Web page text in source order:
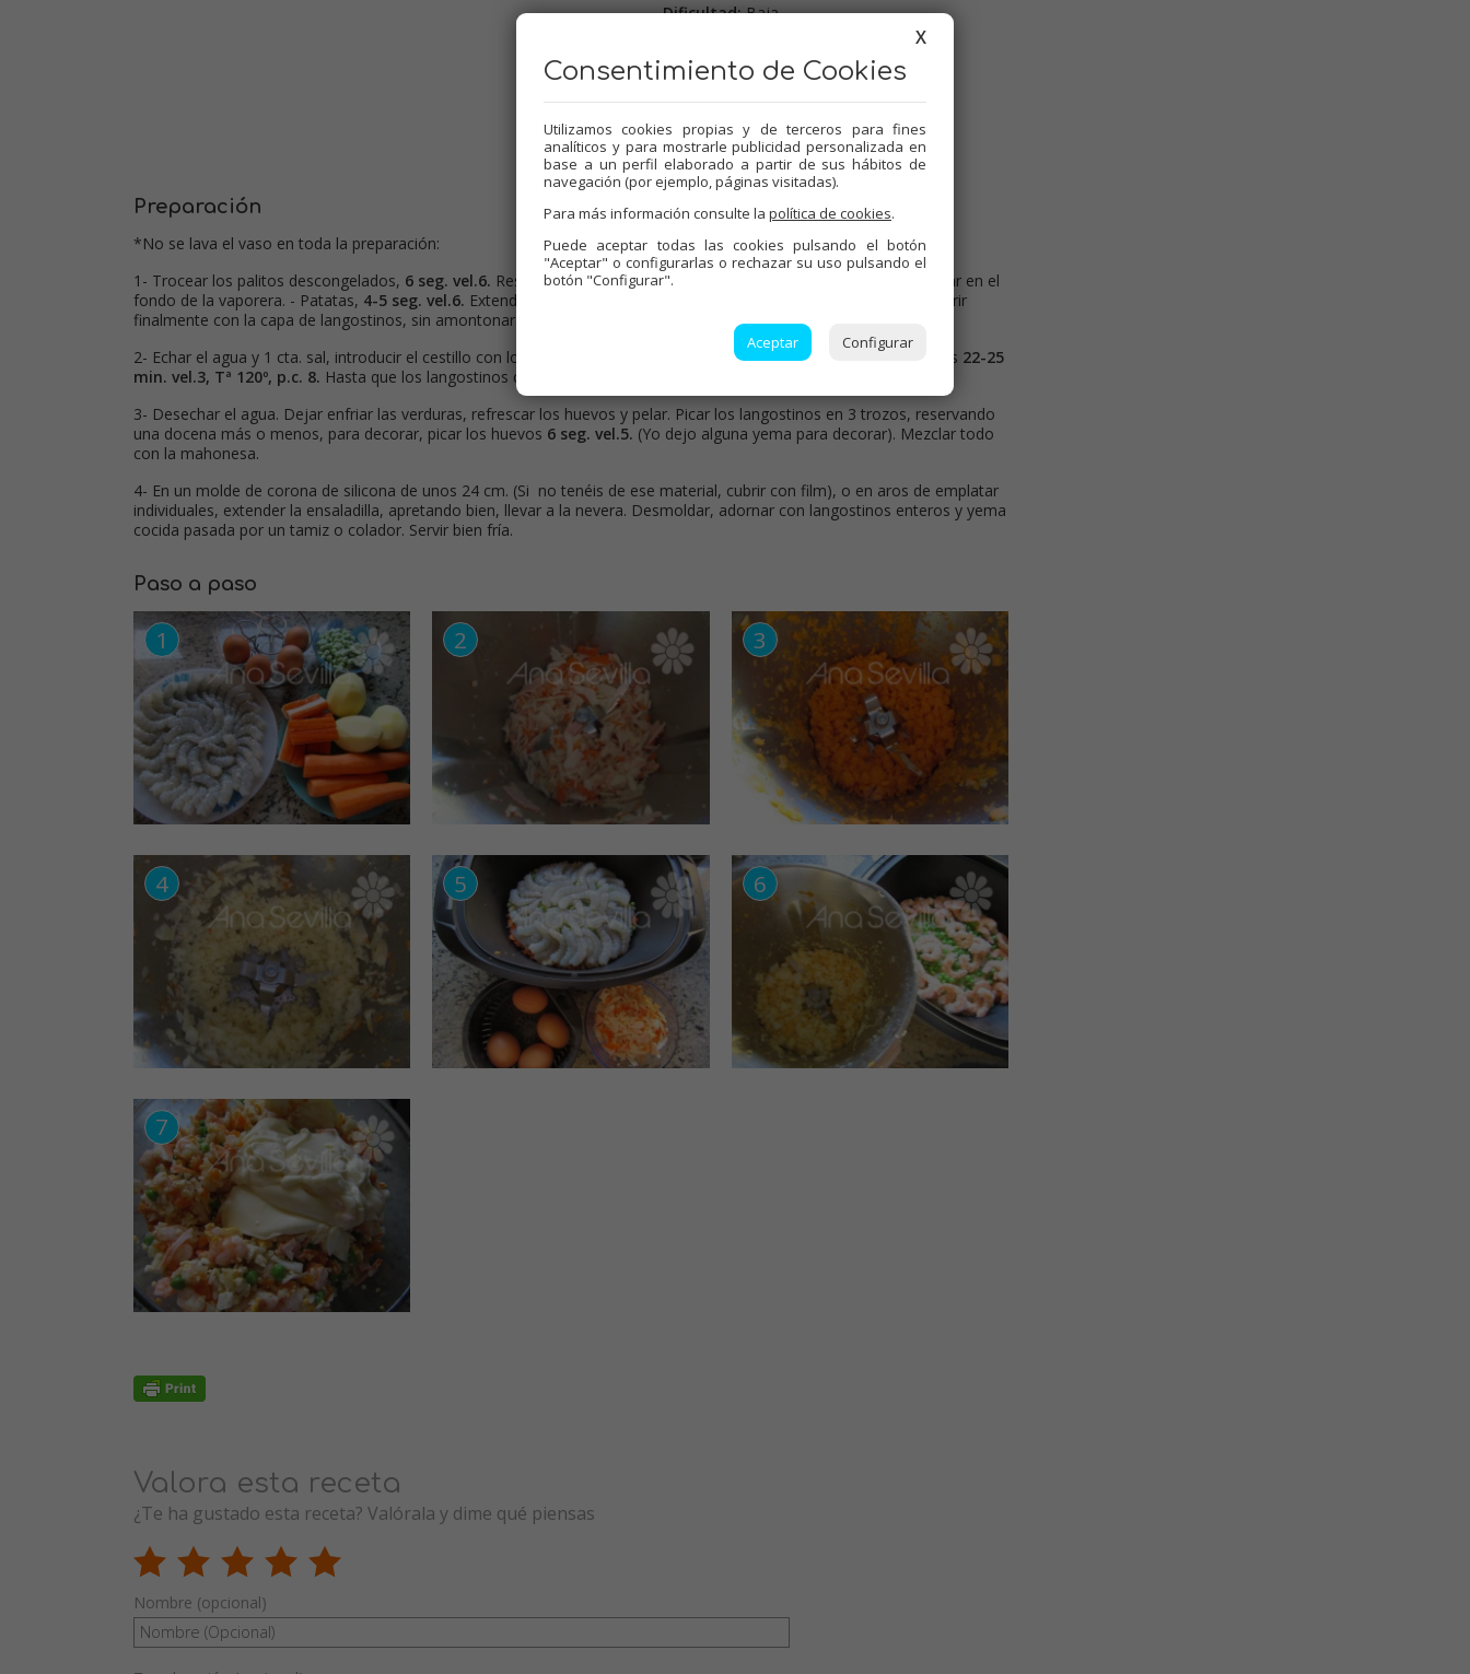
Dificultad:Baja
Etiquetas:
Pescados,Verduras,Thermomix,
Recetas para el varoma
Recetas para olla GM, Tradicional,
Menús de Navidad, Mambo
Preparación
*No se lava el vaso en toda la preparación:
1- Trocear los palitos descongelados, 6 seg. vel.6. Reservar. -Picar las zanahorias en trozos,
Reservar en el
fondo de la vaporera. - Patatas, 4-5 seg. vel.6. Extender sobre la zanahoria, encima los guisantes congelados y cubrir
finalmente con la capa de langostinos, sin amontonar.
2- Echar el agua y 1 cta. sal, introducir el cestillo con los huevos, colocar la vaporera en su posición, programar unos 22-25
min. vel.3, Tª 120º, p.c. 8. Hasta que los langostinos cambien de color.
3- Desechar el agua. Dejar enfriar las verduras, refrescar los huevos y pelar. Picar los langostinos en 3 trozos, reservando
una docena más o menos, para decorar, picar los huevos 6 seg. vel.5. (Yo dejo alguna yema para decorar). Mezclar todo
con la mahonesa.
4- En un molde de corona de silicona de unos 24 cm. (Si no tenéis de ese material, cubrir con film), o en aros de emplatar
individuales, extender la ensaladilla, apretando bien, llevar a la nevera. Desmoldar, adornar con langostinos enteros y yema
cocida pasada por un tamiz o colador. Servir bien fría.
Paso a paso
Valora esta receta
¿Te ha gustado esta receta? Valórala y dime qué piensas
Nombre (opcional)
X
Consentimiento de Cookies
Utilizamos cookies propias y de terceros para fines
analíticos y para mostrarle publicidad personalizada en
base a un perfil elaborado a partir de sus hábitos de
navegación (por ejemplo, páginas visitadas).
Para más información consulte la política de cookies.
Puede aceptar todas las cookies pulsando el botón
"Aceptar" o configurarlas o rechazar su uso pulsando el
botón "Configurar".
Aceptar Configurar